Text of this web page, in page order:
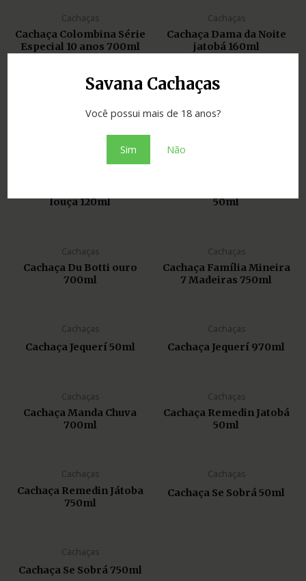
Savana Cachaças
Você possui mais de 18 anos?
Sim Não
Cachaças
Cachaça Colombina Série
Especial 10 anos 700ml
Cachaças
Cachaça Dama da Noite
jatobá 160ml
Cachaça Dômina Suave
Cachaça Du botti 25 anos
louça 120ml
50ml
Cachaças
Cachaça Du Botti ouro
700ml
Cachaças
Cachaça Família Mineira
7 Madeiras 750ml
Cachaças
Cachaça Jequerí 50ml
Cachaças
Cachaça Jequerí 970ml
Cachaças
Cachaça Manda Chuva
700ml
Cachaças
Cachaça Remedin Jatobá
50ml
Cachaças
Cachaça Remedin Játoba
750ml
Cachaças
Cachaça Se Sobrá 50ml
Cachaças
Cachaça Se Sobrá 750ml